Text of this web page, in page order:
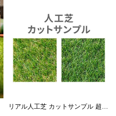
リアル人工芝 カットサンプル 超高